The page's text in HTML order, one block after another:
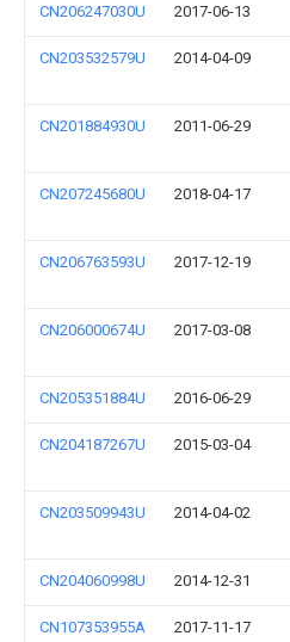
CN206247030U 2017-06-13
CN203532579U 2014-04-09
CN201884930U 2011-06-29
CN207245680U 2018-04-17
CN206763593U 2017-12-19
CN206000674U 2017-03-08
CN205351884U 2016-06-29
CN204187267U 2015-03-04
CN203509943U 2014-04-02
CN204060998U 2014-12-31
CN107353955A 2017-11-17